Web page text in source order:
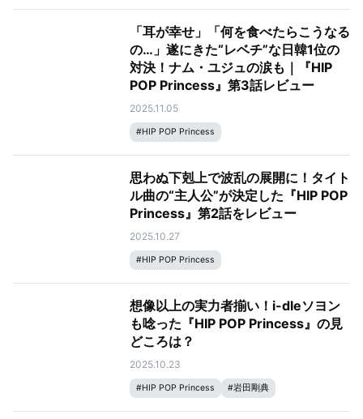
「耳が幸せ」「何を食べたらこうなる
の…」遂にきた“レベチ”な日韓1位の
対決！ナム・ユジュの涙も｜『HIP
POP Princess』第3話レビュー
2025.11.05
#HIP POP Princess
思わぬ下剋上で波乱の展開に！タイト
ル曲の“主人公”が決定した『HIP POP
Princess』第2話をレビュー
2025.10.27
#HIP POP Princess
想像以上の実力者揃い！i-dleソヨン
も唸った『HIP POP Princess』の見
どころは？
2025.10.23
#HIP POP Princess #岩田剛典